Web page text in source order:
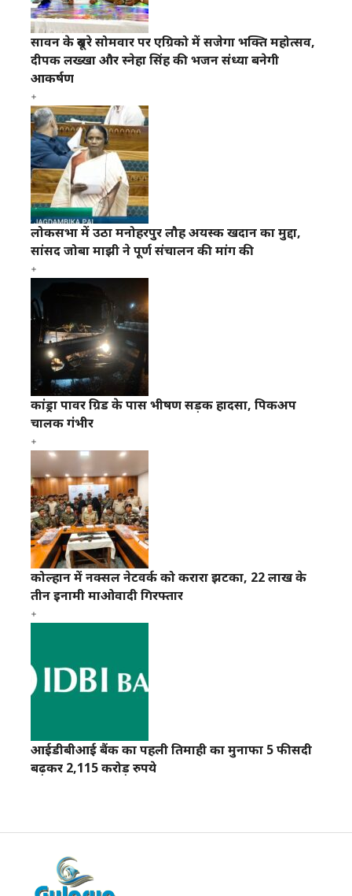
सावन के दूसरे सोमवार पर एग्रिको में सजेगा भक्ति महोत्सव,
दीपक लख्खा और स्नेहा सिंह की भजन संध्या बनेगी
आकर्षण
लोकसभा में उठा मनोहरपुर लौह अयस्क खदान का मुद्दा,
सांसद जोबा माझी ने पूर्ण संचालन की मांग की
कांड्रा पावर ग्रिड के पास भीषण सड़क हादसा, पिकअप
चालक गंभीर
कोल्हान में नक्सल नेटवर्क को करारा झटका, 22 लाख के
तीन इनामी माओवादी गिरफ्तार
आईडीबीआई बैंक का पहली तिमाही का मुनाफा 5 फीसदी
बढ़कर 2,115 करोड़ रुपये